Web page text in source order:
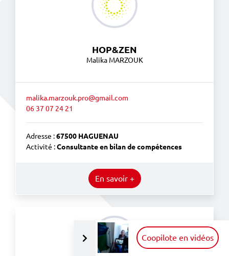
Replier la mise en avantCoopilote en vidéos
HOP&ZEN
Malika MARZOUK
malika.marzouk.pro@gmail.com
06 37 07 24 21
Adresse :67500 HAGUENAU
Activité :Consultante en bilan de compétences
En savoir +